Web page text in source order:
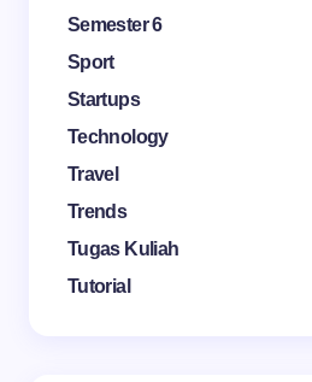
Semester 6
Sport
Startups
Technology
Travel
Trends
Tugas Kuliah
Tutorial